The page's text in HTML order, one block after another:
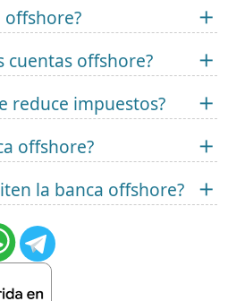
offshore?
cuentas offshore?
reduce impuestos?
offshore?
la banca offshore?